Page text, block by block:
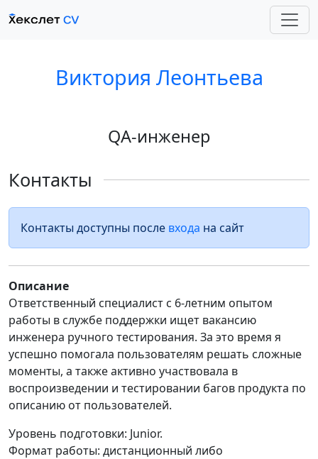
Виктория Леонтьева
QA-инженер
Контакты
Контакты доступны после входа на сайт
Описание
Ответственный специалист с 6-летним опытом
работы в службе поддержки ищет вакансию
инженера ручного тестирования. За это время я
успешно помогала пользователям решать сложные
моменты, а также активно участвовала в
воспроизведении и тестировании багов продукта по
описанию от пользователей.
Уровень подготовки: Junior.
Формат работы: дистанционный либо